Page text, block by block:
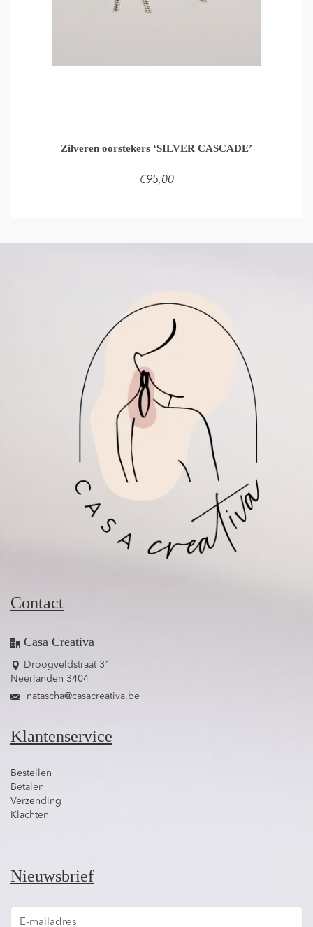
Zilveren oorstekers ‘SILVER CASCADE’
€95,00
Contact
Casa Creativa
Droogveldstraat 31
Neerlanden 3404
natascha@casacreativa.be
Klantenservice
Bestellen
Betalen
Verzending
Klachten
Nieuwsbrief